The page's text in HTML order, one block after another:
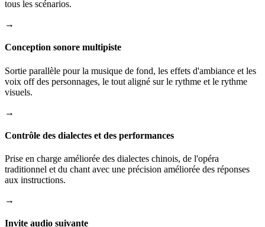
tous les scénarios.
→
Conception sonore multipiste
Sortie parallèle pour la musique de fond, les effets d'ambiance et les
voix off des personnages, le tout aligné sur le rythme et le rythme
visuels.
→
Contrôle des dialectes et des performances
Prise en charge améliorée des dialectes chinois, de l'opéra
traditionnel et du chant avec une précision améliorée des réponses
aux instructions.
→
Invite audio suivante